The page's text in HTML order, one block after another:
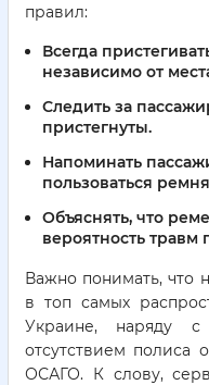
правил:
Всегда
независимо от
Следить за
пристегнуты.
Напоминать
пользоваться
Объяснять, что
вероятность травм
Важно понимать, что
в топ самых
Украине, наряду
отсутствием полиса
ОСАГО. К слову,